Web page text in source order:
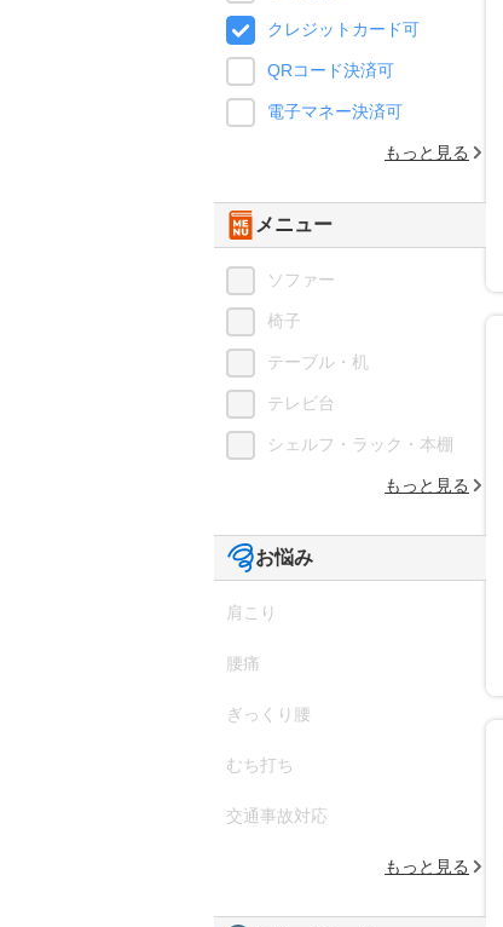
クレジットカード可
QRコード決済可
電子マネー決済可
もっと見る
メニュー
ソファー
椅子
テーブル・机
テレビ台
シェルフ・ラック・本棚
もっと見る
お悩み
肩こり
腰痛
ぎっくり腰
むち打ち
交通事故対応
もっと見る